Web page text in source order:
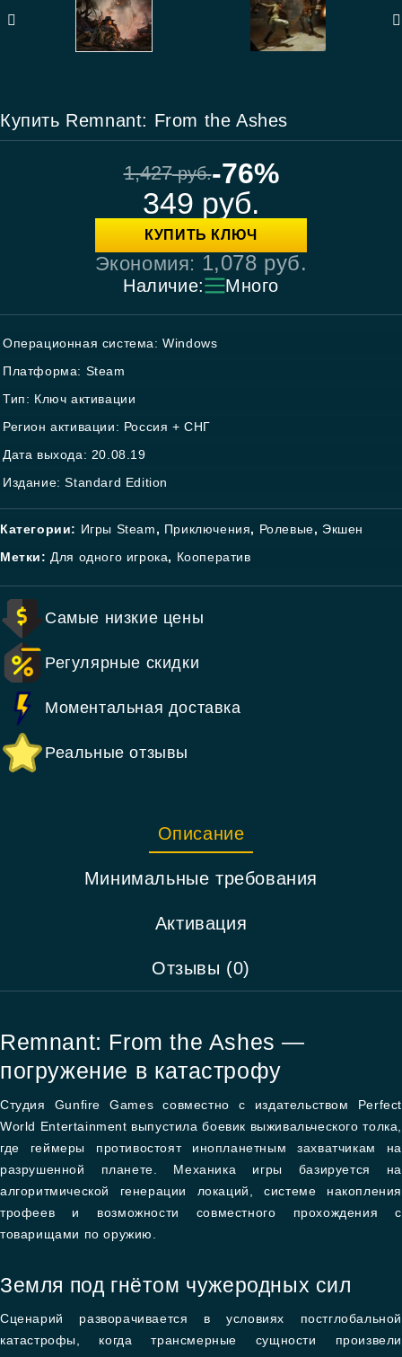
Купить Remnant: From the Ashes
1,427руб.-76%
349 руб.
КУПИТЬ КЛЮЧ
Экономия: 1,078 руб.
Наличие: Много
Операционная система: Windows
Платформа: Steam
Тип: Ключ активации
Регион активации: Россия + СНГ
Дата выхода: 20.08.19
Издание: Standard Edition
Категории: Игры Steam, Приключения, Ролевые, Экшен
Метки: Для одного игрока, Кооператив
Самые низкие цены
Регулярные скидки
Моментальная доставка
Реальные отзывы
Описание
Минимальные требования
Активация
Отзывы (0)
Remnant: From the Ashes —
погружение в катастрофу
Студия Gunfire Games совместно с издательством Perfect
World Entertainment выпустила боевик выживальческого толка,
где геймеры противостоят инопланетным захватчикам на
разрушенной планете. Механика игры базируется на
алгоритмической генерации локаций, системе накопления
трофеев и возможности совместного прохождения с
товарищами по оружию.
Земля под гнётом чужеродных сил
Сценарий разворачивается в условиях постглобальной
катастрофы, когда трансмерные сущности произвели